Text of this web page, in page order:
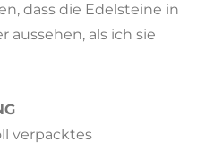
dass die Edelsteine in
aussehen, als ich sie
verpacktes